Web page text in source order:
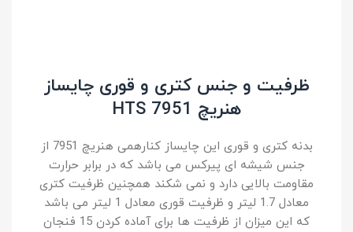
ظرفیت و جنس کتری و قوری چایساز
هنریچ HTS 7951
بدنه کتری و قوری این چایساز کنارهمی هنریچ 7951 از
جنس شیشه ای پیرکس می باشد که در برابر حرارت
مقاومت بالایی دارد و نمی شکند همچنین ظرفیت کتری
معادل 1.7 لیتر و ظرفیت قوری معادل 1 لیتر می باشد
که این میزان از ظرفیت ها برای آماده کردن 15 فنجان